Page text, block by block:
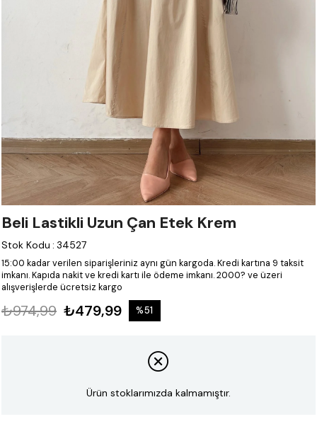
Beli Lastikli Uzun Çan Etek Krem
Stok Kodu : 34527
15:00 kadar verilen siparişleriniz aynı gün kargoda.Kredi kartına 9 taksit
imkanı.Kapıda nakit ve kredi kartı ile ödeme imkanı.2000? ve üzeri
alışverişlerde ücretsiz kargo
₺974,99 ₺479,99 %51
Ürün stoklarımızda kalmamıştır.